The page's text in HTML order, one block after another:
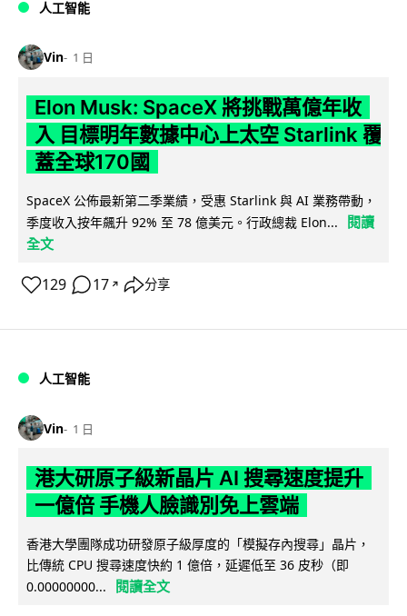
人工智能
Vin 1 日
Elon Musk: SpaceX 將挑戰萬億年收
入 目標明年數據中心上太空 Starlink 覆
蓋全球170國
SpaceX 公佈最新第二季業績，受惠 Starlink 與 AI 業務帶動，
季度收入按年飆升 92% 至 78 億美元。行政總裁 Elon...
閱讀
全文
129 17 ↗ 分享
人工智能
Vin 1 日
港大研原子級新晶片 AI 搜尋速度提升
一億倍 手機人臉識別免上雲端
香港大學團隊成功研發原子級厚度的「模擬存內搜尋」晶片，
比傳統 CPU 搜尋速度快約 1 億倍，延遲低至 36 皮秒（即
0.00000000...
閱讀全文